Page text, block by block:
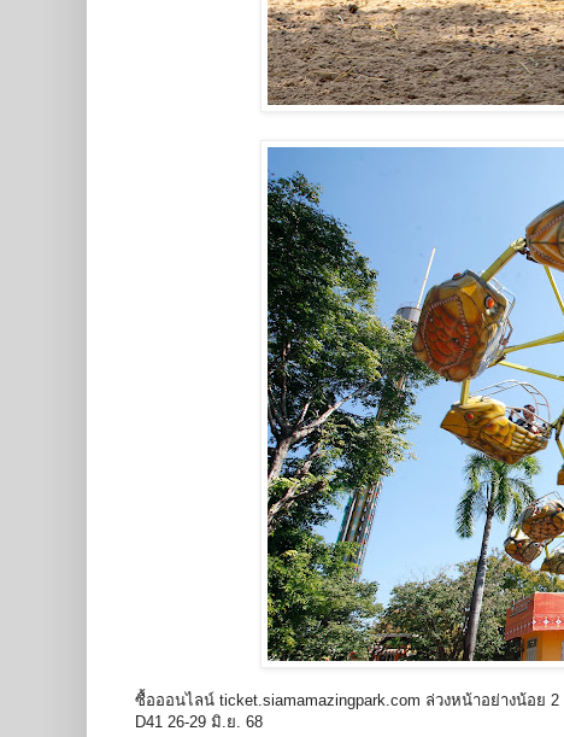
ซื้อออนไลน์ ticket.siamamazingpark.com ล่วงหน้าอย่างน้อย 2
D41 26-29 มิ.ย. 68